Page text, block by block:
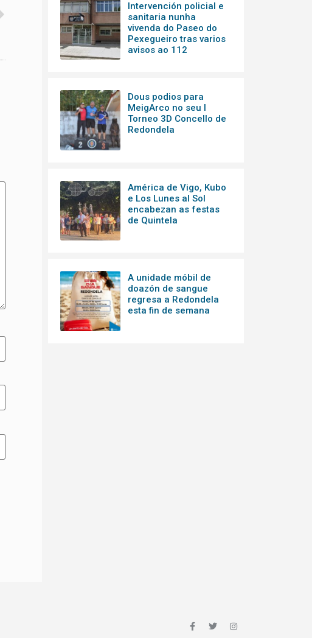
Intervención policial e
sanitaria nunha
vivenda do Paseo do
Pexegueiro tras varios
avisos ao 112
Dous podios para
MeigArco no seu I
Torneo 3D Concello de
Redondela
América de Vigo, Kubo
e Los Lunes al Sol
encabezan as festas
de Quintela
A unidade móbil de
doazón de sangue
regresa a Redondela
esta fin de semana